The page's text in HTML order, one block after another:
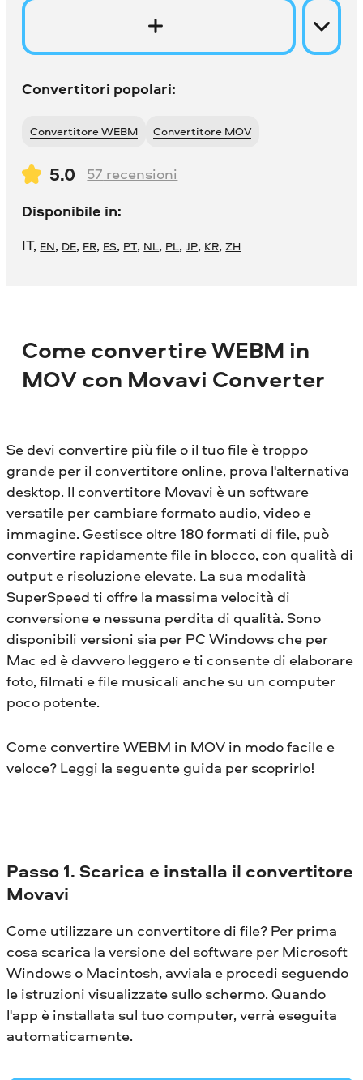
Convertitori popolari:
Convertitore WEBM Convertitore MOV
5.0 57 recensioni
Disponibile in:
IT, EN, DE, FR, ES, PT, NL, PL,JP, KR,ZH
Come convertire WEBM in
MOV con Movavi Converter
Se devi convertire più file o il tuo file è troppo
grande per il convertitore online, prova l'alternativa
desktop. Il convertitore Movavi è un software
versatile per cambiare formato audio, video e
immagine. Gestisce oltre 180 formati di file, può
convertire rapidamente file in blocco, con qualità di
output e risoluzione elevate. La sua modalità
SuperSpeed ​​ti offre la massima velocità di
conversione e nessuna perdita di qualità. Sono
disponibili versioni sia per PC Windows che per
Mac ed è davvero leggero e ti consente di elaborare
foto, filmati e file musicali anche su un computer
poco potente.
Come convertire WEBM in MOV in modo facile e
veloce? Leggi la seguente guida per scoprirlo!
Passo 1. Scarica e installa il convertitore
Movavi
Come utilizzare un convertitore di file? Per prima
cosa scarica la versione del software per Microsoft
Windows o Macintosh, avviala e procedi seguendo
le istruzioni visualizzate sullo schermo. Quando
l'app è installata sul tuo computer, verrà eseguita
automaticamente.